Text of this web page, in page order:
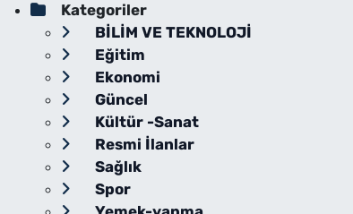
Kategoriler
BİLİM VE TEKNOLOJİ
Eğitim
Ekonomi
Güncel
Kültür -Sanat
Resmi İlanlar
Sağlık
Spor